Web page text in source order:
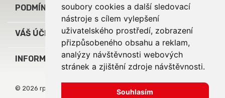
soubory cookies a další sledovací
nástroje s cílem vylepšení
uživatelského prostředí, zobrazení
přizpůsobeného obsahu a reklam,
analýzy návštěvnosti webových
stránek a zjištění zdroje návštěvnosti.
Souhlasím
PODMÍNKY A INFORMACE
VÁŠ ÚČET
INFORMACE O OBCHODU
© 2026 rpj service, s.r.o.